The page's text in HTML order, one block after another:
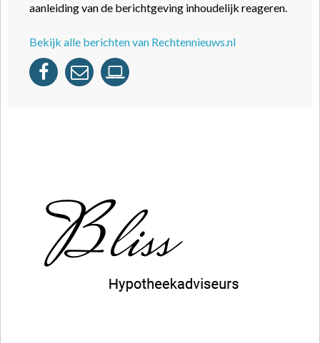
aanleiding van de berichtgeving inhoudelijk reageren.
Bekijk alle berichten van Rechtennieuws.nl